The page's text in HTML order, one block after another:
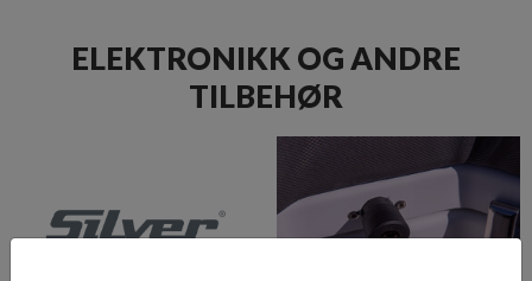
ELEKTRONIKK OG ANDRE
TILBEHØR